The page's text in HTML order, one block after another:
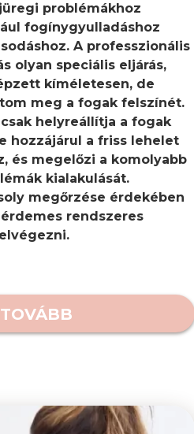
problémákhoz
fogínygyulladáshoz
A professzionális
olyan speciális eljárás,
kíméletesen, de
meg a fogak felszínét.
helyreállítja a fogak
hozzájárul a friss lehelet
és megelőzi a komolyabb
kialakulását.
megőrzése érdekében
rendszeres
TOVÁBB